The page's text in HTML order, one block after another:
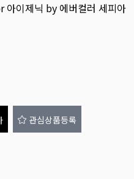
아이제닉 by 에버컬러 세피아
관심상품등록